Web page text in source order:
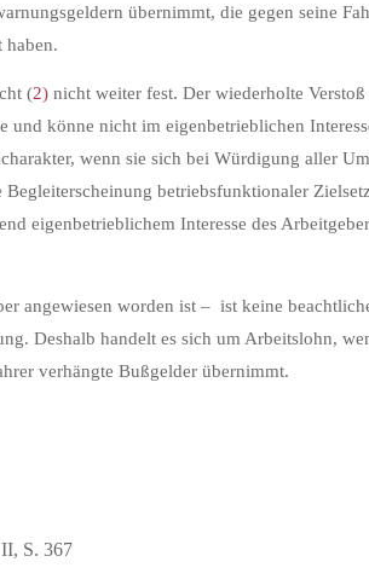
übernimmt, die gegen seine
haben.
(2) nicht weiter fest. Der wiederholte Verstoß
und könne nicht im eigenbetrieblichen
wenn sie sich bei Würdigung aller
betriebsfunktionaler
eigenbetrieblichem Interesse des
angewiesen worden ist – ist keine
Deshalb handelt es sich um Arbeitslohn,
verhängte Bußgelder übernimmt.
S. 367